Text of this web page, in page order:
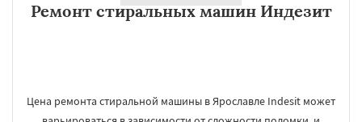
Ремонт стиральных машин Индезит
Цена ремонта стиральной машины в Ярославле Indesit может